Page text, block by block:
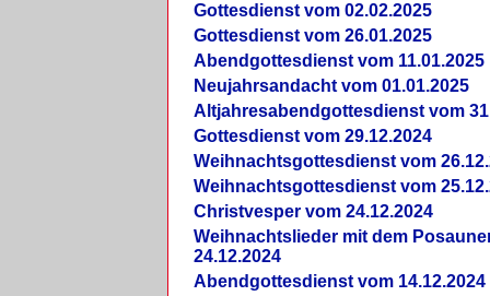
Gottesdienst vom 02.02.2025
Gottesdienst vom 26.01.2025
Abendgottesdienst vom 11.01.2025
Neujahrsandacht vom 01.01.2025
Altjahresabendgottesdienst vom
Gottesdienst vom 29.12.2024
Weihnachtsgottesdienst vom
Weihnachtsgottesdienst vom
Christvesper vom 24.12.2024
Weihnachtslieder mit dem
24.12.2024
Abendgottesdienst vom 14.12.2024